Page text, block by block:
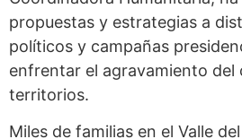
propuestas y estrategias a
políticos y campañas
enfrentar el agravamiento
territorios.
Miles de familias en el Valle